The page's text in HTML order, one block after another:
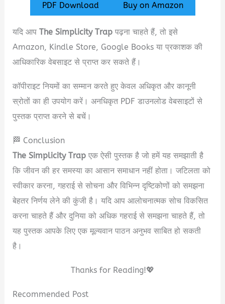
PDF Download
Buy on Amazon
यदि आपThe Simplicity Trap पढ़ना चाहते हैं, तो इसे
Amazon, Kindle Store, Google Books या प्रकाशक की
आधिकारिक वेबसाइट से प्राप्त कर सकते हैं।
कॉपीराइट नियमों का सम्मान करते हुए केवल अधिकृत और कानूनी
स्रोतों का ही उपयोग करें। अनधिकृत PDF डाउनलोड वेबसाइटों से
पुस्तक प्राप्त करने से बचें।
🏁 Conclusion
The Simplicity Trap एक ऐसी पुस्तक है जो हमें यह समझाती है
कि जीवन की हर समस्या का आसान समाधान नहीं होता। जटिलता को
स्वीकार करना, गहराई से सोचना और विभिन्न दृष्टिकोणों को समझना
बेहतर निर्णय लेने की कुंजी है। यदि आप आलोचनात्मक सोच विकसित
करना चाहते हैं और दुनिया को अधिक गहराई से समझना चाहते हैं, तो
यह पुस्तक आपके लिए एक मूल्यवान पाठन अनुभव साबित हो सकती
है।
Thanks for Reading!💖
Recommended Post